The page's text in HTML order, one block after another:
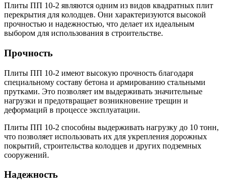
Плиты ПП 10-2 являются одним из видов квадратных плит
перекрытия для колодцев. Они характеризуются высокой
прочностью и надежностью, что делает их идеальным
выбором для использования в строительстве.
Прочность
Плиты ПП 10-2 имеют высокую прочность благодаря
специальному составу бетона и армированию стальными
прутками. Это позволяет им выдерживать значительные
нагрузки и предотвращает возникновение трещин и
деформаций в процессе эксплуатации.
Плиты ПП 10-2 способны выдерживать нагрузку до 10 тонн,
что позволяет использовать их для укрепления дорожных
покрытий, строительства колодцев и других подземных
сооружений.
Надежность